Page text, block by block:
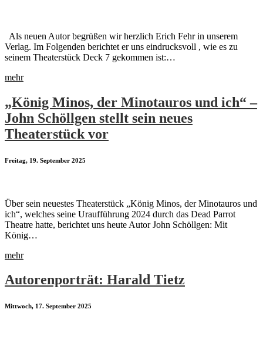
Als neuen Autor begrüßen wir herzlich Erich Fehr in unserem
Verlag. Im Folgenden berichtet er uns eindrucksvoll , wie es zu
seinem Theaterstück Deck 7 gekommen ist:…
mehr
„König Minos, der Minotauros und ich“ –
John Schöllgen stellt sein neues
Theaterstück vor
Freitag, 19. September 2025
Über sein neuestes Theaterstück „König Minos, der Minotauros und
ich“, welches seine Uraufführung 2024 durch das Dead Parrot
Theatre hatte, berichtet uns heute Autor John Schöllgen: Mit
König…
mehr
Autorenporträt: Harald Tietz
Mittwoch, 17. September 2025